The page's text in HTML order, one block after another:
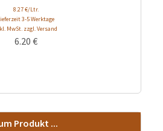
8.27 €/Ltr.
3-5 Werktage
MwSt. zzgl. Versand
6.20 €
Produkt ...